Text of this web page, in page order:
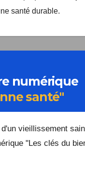
Topequilibre.
numérique
santé"
vieillissement
"Les clés du